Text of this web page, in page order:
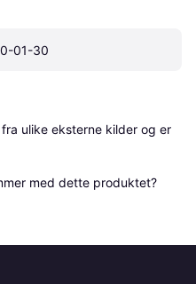
01-30
ulike eksterne kilder og er
med dette produktet?